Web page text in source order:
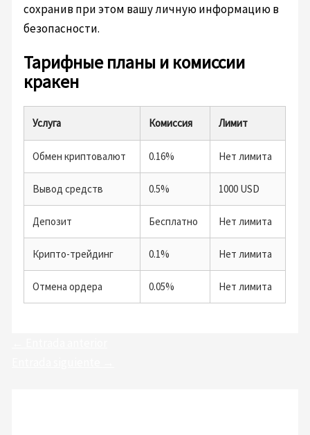
сохранив при этом вашу личную информацию в
безопасности.
Тарифные планы и комиссии
кракен
Услуга Комиссия Лимит
Обмен криптовалют 0.16% Нет лимита
Вывод средств 0.5% 1000 USD
Депозит Бесплатно Нет лимита
Крипто-трейдинг 0.1% Нет лимита
Отмена ордера 0.05% Нет лимита